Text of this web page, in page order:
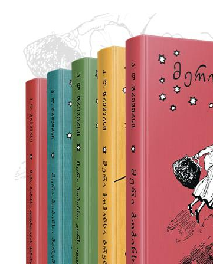
თბილისი - ანტალია
666.80 ლარიდან
თბილისი - ჰერაკლიონი
1370.80 ლარიდან
Faceამბები